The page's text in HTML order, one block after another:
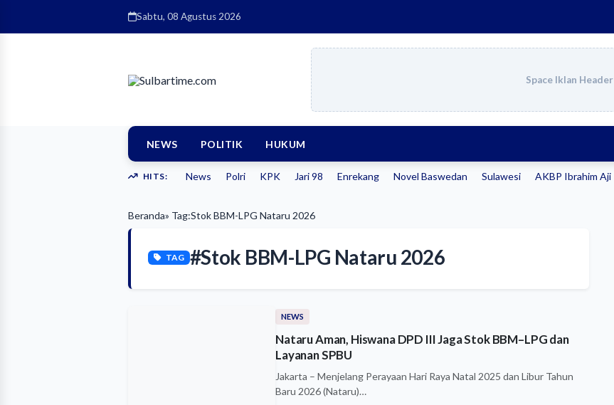
Sabtu, 08 Agustus 2026
Space Iklan Header
NEWS POLITIK HUKUM
HITS: News Polri KPK Jari 98 Enrekang Novel Baswedan Sulawesi AKBP Ibrahim Aji
Beranda» Tag:Stok BBM-LPG Nataru 2026
TAG #Stok BBM-LPG Nataru 2026
NEWS
Nataru Aman, Hiswana DPD III Jaga Stok BBM–LPG dan
Layanan SPBU
Jakarta – Menjelang Perayaan Hari Raya Natal 2025 dan Libur Tahun
Baru 2026 (Nataru)…